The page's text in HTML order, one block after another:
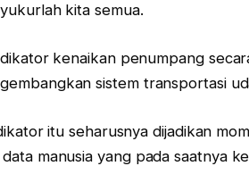
kita semua.
kenaikan penumpang
sistem transportasi
itu seharusnya dijadikan
manusia yang pada saatnya